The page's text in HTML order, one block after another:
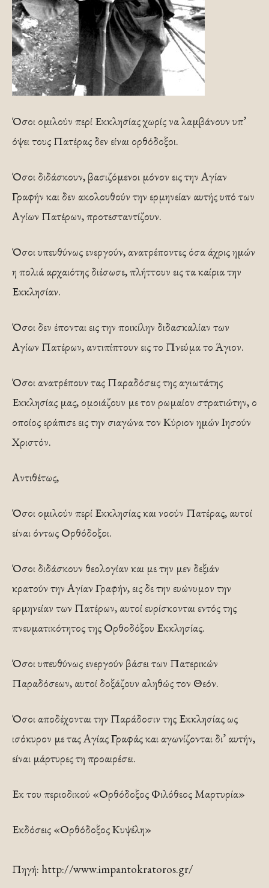
Όσοι ομιλούν περί Εκκλησίας χωρίς να λαμβάνουν υπ’
όψει τους Πατέρας δεν είναι ορθόδοξοι.
Όσοι διδάσκουν, βασιζόμενοι μόνον εις την Αγίαν
Γραφήν και δεν ακολουθούν την ερμηνείαν αυτής υπό των
Αγίων Πατέρων, προτεσταντίζουν.
Όσοι υπευθύνως ενεργούν, ανατρέποντες όσα άχρις ημών
η πολιά αρχαιότης διέσωσε, πλήττουν εις τα καίρια την
Εκκλησίαν.
Όσοι δεν έπονται εις την ποικίλην διδασκαλίαν των
Αγίων Πατέρων, αντιπίπτουν εις το Πνεύμα το Άγιον.
Όσοι ανατρέπουν τας Παραδόσεις της αγιωτάτης
Εκκλησίας μας, ομοιάζουν με τον ρωμαίον στρατιώτην, ο
οποίος εράπισε εις την σιαγώνα τον Κύριον ημών Ιησούν
Χριστόν.
Αντιθέτως,
Όσοι ομιλούν περί Εκκλησίας και νοούν Πατέρας, αυτοί
είναι όντως Ορθόδοξοι.
Όσοι διδάσκουν θεολογίαν και με την μεν δεξιάν
κρατούν την Αγίαν Γραφήν, εις δε την ευώνυμον την
ερμηνείαν των Πατέρων, αυτοί ευρίσκονται εντός της
πνευματικότητος της Ορθοδόξου Εκκλησίας.
Όσοι υπευθύνως ενεργούν βάσει των Πατερικών
Παραδόσεων, αυτοί δοξάζουν αληθώς τον Θεόν.
Όσοι αποδέχονται την Παράδοσιν της Εκκλησίας ως
ισόκυρον με τας Αγίας Γραφάς και αγωνίζονται δι’ αυτήν,
είναι μάρτυρες τη προαιρέσει.
Εκ του περιοδικού «Ορθόδοξος Φιλόθεος Μαρτυρία»
Εκδόσεις «Ορθόδοξος Κυψέλη»
Πηγή: http://www.impantokratoros.gr/